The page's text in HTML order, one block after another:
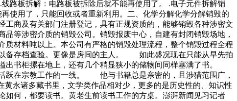
路板拆解：电路板被拆除后就不能再使用了。 .电子元件拆解销
使用了，只能回收或者重新利用。二、化学分解化学分解销毁的
商及有关部门注册登记，具有正规资质的，能够销毁各种涉密文
等涉密介质的销毁公司。销毁报废中心，自建有封闭销毁场地，
材料吨以上。本公司有严格的销毁处理流程，整个销毁过程全程
备存档查验。更像是房间的主人。 如此盛况现在只能从早先拍
出书柜摞在地上，还有几个稍显狭小的储物间同样塞满了书。
跃在宗教工作的一线。 他与书籍总是亲密的，且涉猎范围广，
诸多藏书里，文学类作品相对少，更多的是历史性的、知识性
何，都要读书。黄老生前读书工作的方桌。澎湃新闻见习记者